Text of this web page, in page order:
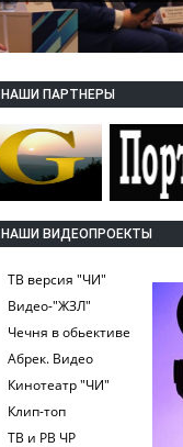
НАШИ ПАРТНЕРЫ
НАШИ ВИДЕОПРОЕКТЫ
ТВ версия "ЧИ"
Видео-"ЖЗЛ"
Чечня в обьективе
Абрек. Видео
Кинотеатр "ЧИ"
Клип-топ
ТВ и РВ ЧР